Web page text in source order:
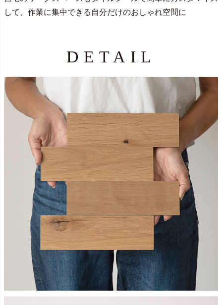
して、作業に集中できる自分だけのおしゃれ空間に
DETAIL